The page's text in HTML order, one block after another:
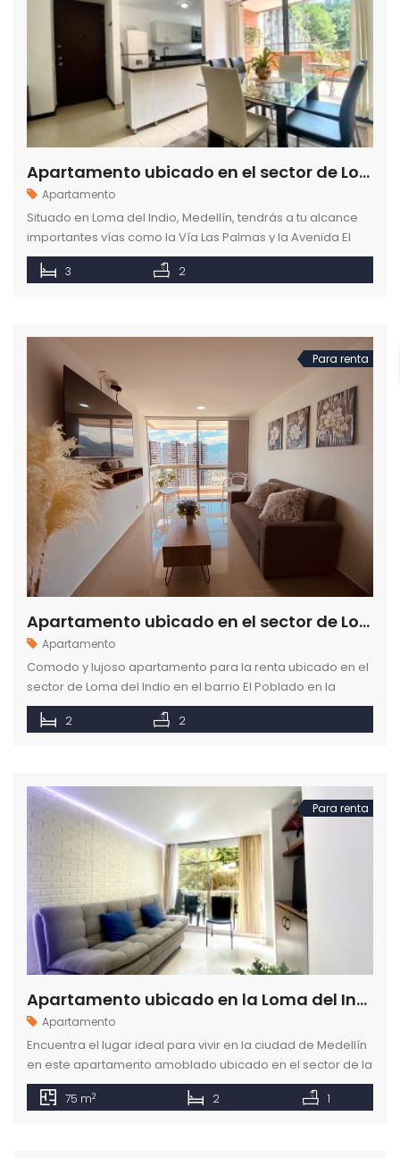
Apartamento ubicado en el sector de Loma del Indio en Medellín
Apartamento
Situado en Loma del Indio, Medellín, tendrás a tu alcance
importantes vías como la Vía Las Palmas y la Avenida El
Poblado. Estarás a pocos minutos del centro comercial
San Diego, el barrio El Poblado, Ciudad del Río, y las
3 2
Para renta
Apartamento ubicado en el sector de Loma del Indio en el Poblado para la renta
Apartamento
Comodo y lujoso apartamento para la renta ubicado en el
sector de Loma del Indio en el barrio El Poblado en la
ciudad de Medellín.
2 2
Para renta
Apartamento ubicado en la Loma del Indio en el Poblado en la ciudad de Medellín
Apartamento
Encuentra el lugar ideal para vivir en la ciudad de Medellín
en este apartamento amoblado ubicado en el sector de la
Loma del Indio barrio El Poblado.
75 m2 2 1